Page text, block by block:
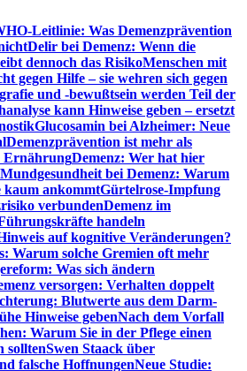
Leitlinie: Was Demenzprävention
Delir bei Demenz: Wenn die
dennoch das RisikoMenschen mit
gegen Hilfe – sie wehren sich gegen
und -bewußtsein werden Teil der
kann Hinweise geben – ersetzt
Glucosamin bei Alzheimer: Neue
Demenzprävention ist mehr als
ErnährungDemenz: Wer hat hier
Mundgesundheit bei Demenz: Warum
kaum ankommtGürtelrose-Impfung
verbundenDemenz im
handeln
auf kognitive Veränderungen?
Warum solche Gremien oft mehr
Was sich ändern
versorgen: Verhalten doppelt
Blutwerte aus dem Darm-
Hinweise gebenNach dem Vorfall
Warum Sie in der Pflege einen
solltenSwen Staack über
falsche HoffnungenNeue Studie: